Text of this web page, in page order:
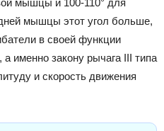
мышцы этот угол больше,
в своей функции
именно закону рычага III типа
и скорость движения